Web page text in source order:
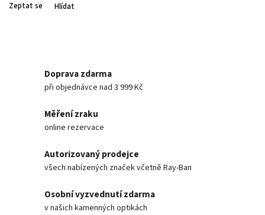
Zeptat se Hlídat
Doprava zdarma
při objednávce nad 3 999 Kč
Měření zraku
online rezervace
Autorizovaný prodejce
všech nabízených značek včetně Ray-Ban
Osobní vyzvednutí zdarma
v našich kamenných optikách